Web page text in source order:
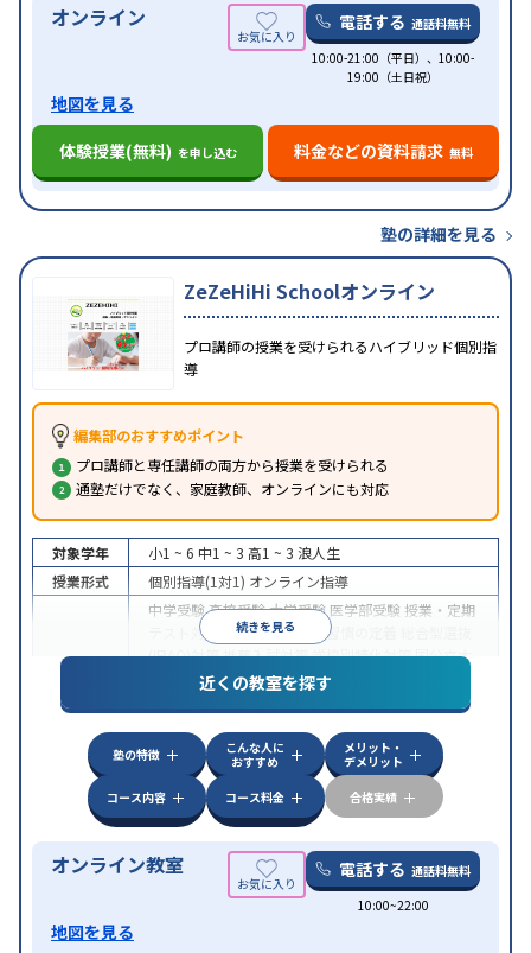
オンライン 電話する 通話料無料
10:00-21:00（平日）、10:00-
19:00（土日祝）
地図を見る
体験授業(無料) を申し込む 料金などの資料請求 無料
塾の詳細を見る
ZeZeHiHi Schoolオンライン
プロ講師の授業を受けられるハイブリッド個別指
導
編集部のおすすめポイント
プロ講師と専任講師の両方から授業を受けられる
通塾だけでなく、家庭教師、オンラインにも対応
続きを見る
対象学年 小1 ~ 6 中1 ~ 3 高1 ~ 3 浪人生
授業形式
個別指導(1対1) オンライン指導
中学受験高校受験大学受験 医学部受験 授業・定期
テスト対策
内申点対策 学習習慣の定着
(旧AO)対策推薦入試対策学校別特化対策国公立大
私大対策共通テスト対策
英語・英会話特化
特徴
中高一貫校生に対応授業の振替可能 不登校生に対
オンライン対応 1科目から受講可能季節講習の
みの受講可
自習室あり
近くの教室を探す
塾の特徴
こんな人に
おすすめ
メリット・
デメリット
コース内容
コース料金 合格実績
オンライン教室 電話する 通話料無料
10:00~22:00
地図を見る